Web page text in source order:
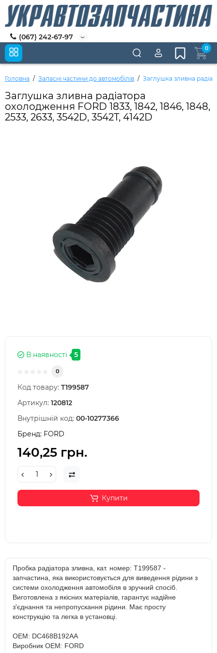
(067) 242-67-97
0
Головна Запасні частини до автомобілів Заглушка зливна
Заглушка зливна радіатора
охолодження FORD 1833, 1842, 1846, 1848,
2533, 2633, 3542D, 3542T, 4142D
В наявності 5
0
Код товару: T199587
Артикул: 120812
Внутрішній код: 00-10277366
Бренд: FORD
140,25 грн.
Купити
Пробка радіатора зливна, кат. номер: T199587 -
запчастина, яка використовується для виведення рідини з
системи охолодження автомобіля в зручний спосіб.
Виготовлена з якісних матеріалів, гарантує надійне
з'єднання та непропускання рідини. Має просту
конструкцію та легка в установці.
OEM: DC468B192AA
Виробник OEM: FORD